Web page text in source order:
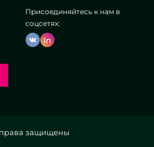
Присоединяйтесь к нам в
соцсетях:
In
права защищены